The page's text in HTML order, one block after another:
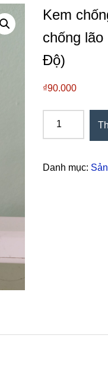
Kem
chống
Độ)
₫90.000
thảo
Danh mục: